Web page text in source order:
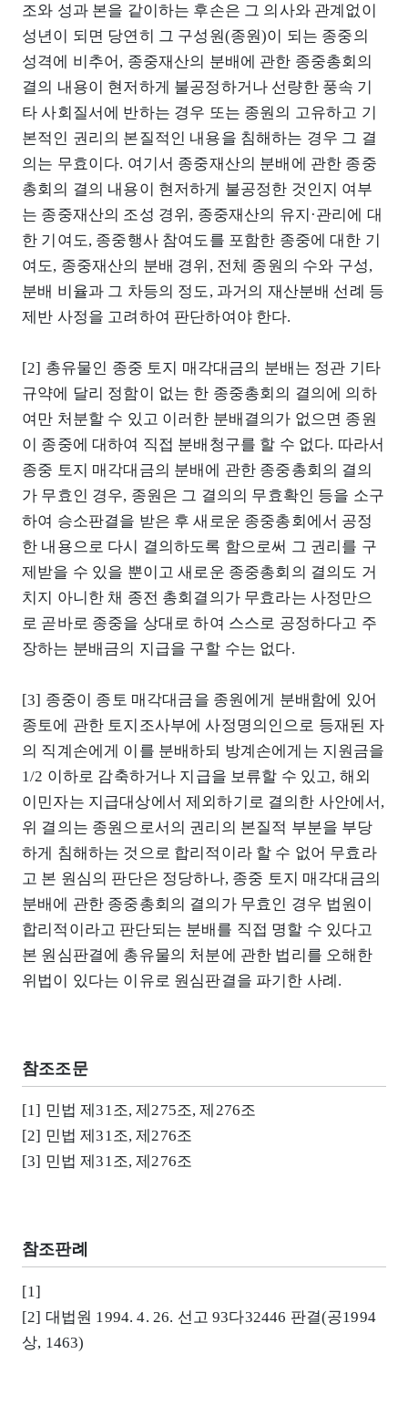
조와 성과 본을 같이하는 후손은 그 의사와 관계없이
성년이 되면 당연히 그 구성원(종원)이 되는 종중의
성격에 비추어, 종중재산의 분배에 관한 종중총회의
결의 내용이 현저하게 불공정하거나 선량한 풍속 기
타 사회질서에 반하는 경우 또는 종원의 고유하고 기
본적인 권리의 본질적인 내용을 침해하는 경우 그 결
의는 무효이다. 여기서 종중재산의 분배에 관한 종중
총회의 결의 내용이 현저하게 불공정한 것인지 여부
는 종중재산의 조성 경위, 종중재산의 유지·관리에 대
한 기여도, 종중행사 참여도를 포함한 종중에 대한 기
여도, 종중재산의 분배 경위, 전체 종원의 수와 구성,
분배 비율과 그 차등의 정도, 과거의 재산분배 선례 등
제반 사정을 고려하여 판단하여야 한다.
[2] 총유물인 종중 토지 매각대금의 분배는 정관 기타
규약에 달리 정함이 없는 한 종중총회의 결의에 의하
여만 처분할 수 있고 이러한 분배결의가 없으면 종원
이 종중에 대하여 직접 분배청구를 할 수 없다. 따라서
종중 토지 매각대금의 분배에 관한 종중총회의 결의
가 무효인 경우, 종원은 그 결의의 무효확인 등을 소구
하여 승소판결을 받은 후 새로운 종중총회에서 공정
한 내용으로 다시 결의하도록 함으로써 그 권리를 구
제받을 수 있을 뿐이고 새로운 종중총회의 결의도 거
치지 아니한 채 종전 총회결의가 무효라는 사정만으
로 곧바로 종중을 상대로 하여 스스로 공정하다고 주
장하는 분배금의 지급을 구할 수는 없다.
[3] 종중이 종토 매각대금을 종원에게 분배함에 있어
종토에 관한 토지조사부에 사정명의인으로 등재된 자
의 직계손에게 이를 분배하되 방계손에게는 지원금을
1/2 이하로 감축하거나 지급을 보류할 수 있고, 해외
이민자는 지급대상에서 제외하기로 결의한 사안에서,
위 결의는 종원으로서의 권리의 본질적 부분을 부당
하게 침해하는 것으로 합리적이라 할 수 없어 무효라
고 본 원심의 판단은 정당하나, 종중 토지 매각대금의
분배에 관한 종중총회의 결의가 무효인 경우 법원이
합리적이라고 판단되는 분배를 직접 명할 수 있다고
본 원심판결에 총유물의 처분에 관한 법리를 오해한
위법이 있다는 이유로 원심판결을 파기한 사례.
참조조문
[1] 민법 제31조, 제275조, 제276조
[2] 민법 제31조, 제276조
[3] 민법 제31조, 제276조
참조판례
[1]
[2] 대법원 1994. 4. 26. 선고 93다32446 판결(공1994
상, 1463)